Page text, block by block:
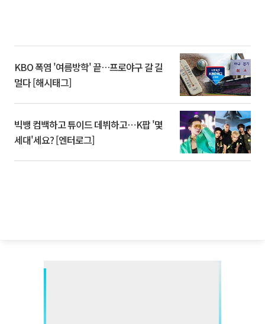
KBO 폭염 '여름방학' 끝…프로야구 갈 길
멀다 [해시태그]
빅뱅 컴백하고 튜이드 데뷔하고⋯K팝 '몇
세대'세요? [엔터로그]